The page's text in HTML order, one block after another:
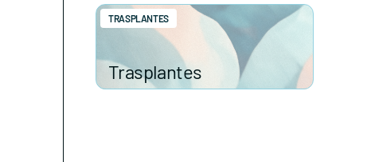
Trasplantes
TRASPLANTES